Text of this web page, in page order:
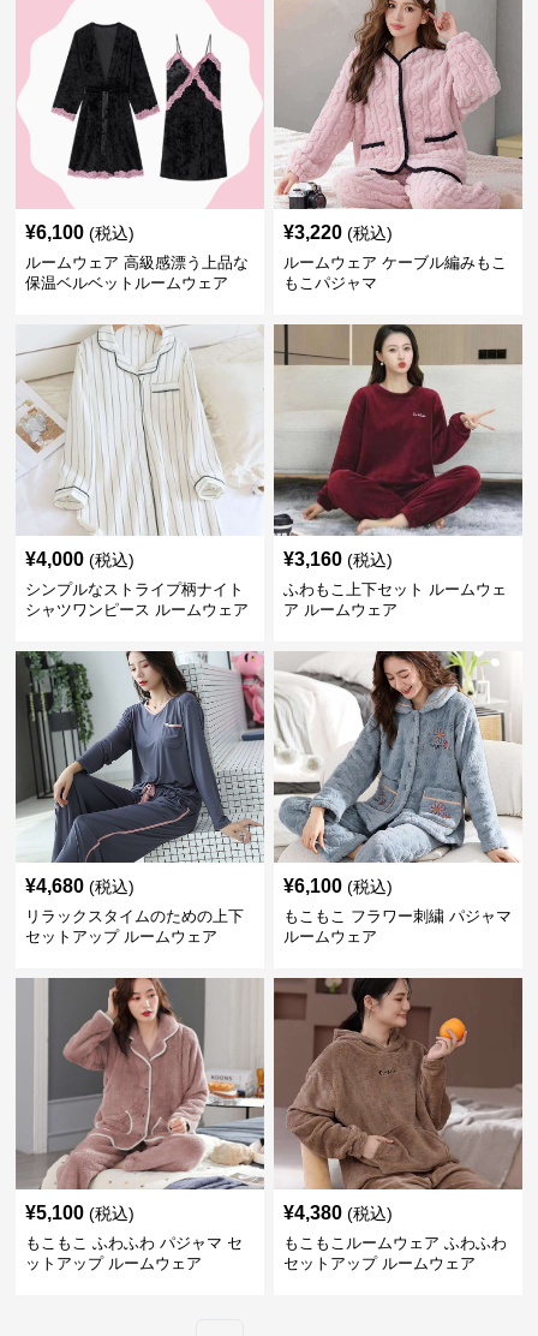
¥6,100 (税込)
ルームウェア 高級感漂う上品な
保温ベルベットルームウェア
¥3,220 (税込)
ルームウェア ケーブル編みもこ
もこパジャマ
¥4,000 (税込)
シンプルなストライプ柄ナイト
シャツワンピース ルームウェア
¥3,160 (税込)
ふわもこ上下セット ルームウェ
ア ルームウェア
¥4,680 (税込)
リラックスタイムのための上下
セットアップ ルームウェア
¥6,100 (税込)
もこもこ フラワー刺繍 パジャマ
ルームウェア
¥5,100 (税込)
もこもこ ふわふわ パジャマ セ
ットアップ ルームウェア
¥4,380 (税込)
もこもこルームウェア ふわふわ
セットアップ ルームウェア